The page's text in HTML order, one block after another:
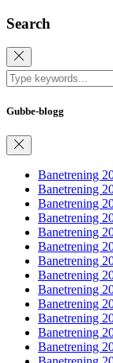
Search
Gubbe-blogg
Banetrening
Banetrening
Banetrening
Banetrening
Banetrening
Banetrening
Banetrening
Banetrening
Banetrening
Banetrening
Banetrening
Banetrening
Banetrening